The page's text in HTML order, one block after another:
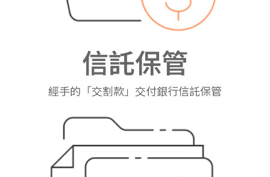
信託保管
經手的「交割款」交付銀行信託保管